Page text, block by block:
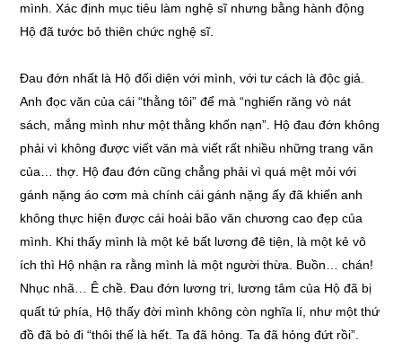
mình. Xác định mục tiêu làm nghệ sĩ nhưng bằng hành động
Hộ đã tước bỏ thiên chức nghệ sĩ.
Đau đớn nhất là Hộ đối diện với mình, với tư cách là độc giả.
Anh đọc văn của cái “thằng tôi” để mà “nghiến răng vò nát
sách, mắng mình như một thằng khốn nạn”. Hộ đau đớn không
phải vì không được viết văn mà viết rất nhiều những trang văn
của… thợ. Hộ đau đớn cũng chẳng phải vì quá mệt mỏi với
gánh nặng áo cơm mà chính cái gánh nặng ấy đã khiến anh
không thực hiện được cái hoài bão văn chương cao đẹp của
mình. Khi thấy mình là một kẻ bất lương đê tiện, là một kẻ vô
ích thì Hộ nhận ra rằng mình là một người thừa. Buồn… chán!
Nhục nhã… Ê chề. Đau đớn lương tri, lương tâm của Hộ đã bị
quất tứ phía, Hộ thấy đời mình không còn nghĩa lí, như một thứ
đồ đã bỏ đi “thôi thế là hết. Ta đã hỏng. Ta đã hỏng đứt rồi”.